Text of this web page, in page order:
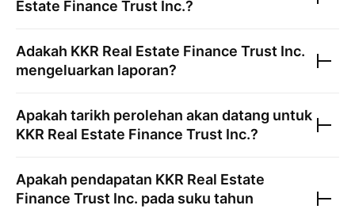
Estate Finance Trust Inc.?
Adakah KKR Real Estate Finance Trust Inc.
mengeluarkan laporan?
Apakah tarikh perolehan akan datang untuk
KKR Real Estate Finance Trust Inc.?
Apakah pendapatan KKR Real Estate
Finance Trust Inc. pada suku tahun